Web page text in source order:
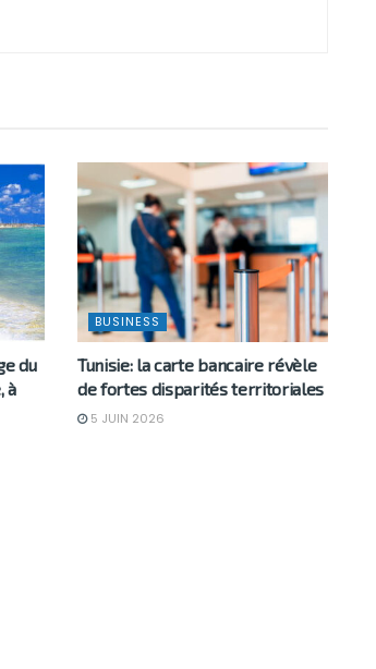
du
à
BUSINESS
Tunisie: la carte bancaire révèle
de fortes disparités territoriales
5 JUIN 2026